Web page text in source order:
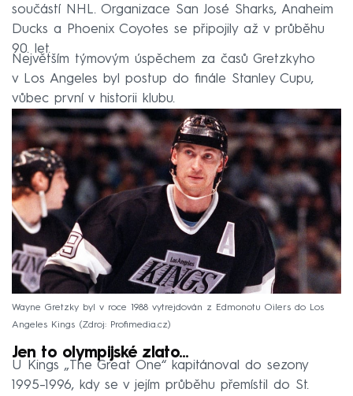
součástí NHL. Organizace San José Sharks, Anaheim
Ducks a Phoenix Coyotes se připojily až v průběhu
90. let.
Největším týmovým úspěchem za časů Gretzkyho
v Los Angeles byl postup do finále Stanley Cupu,
vůbec první v historii klubu.
Wayne Gretzky byl v roce 1988 vytrejdován z Edmonotu Oilers do Los
Angeles Kings
Zdroj: Profimedia.cz
Jen to olympijské zlato…
U Kings „The Great One“ kapitánoval do sezony
1995–⁠1996, kdy se v jejím průběhu přemístil do St.